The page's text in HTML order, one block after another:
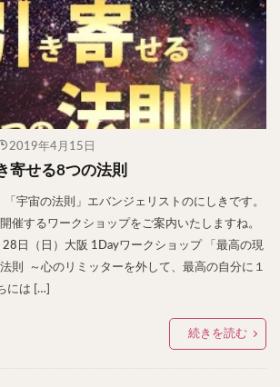
2019年4月15日
寄せる8つの法則
宇宙の法則」エバンジェリストのにしきです。
催するワークショップをご案内いたしますね。
日（日）大阪 1Dayワークショップ 「最高の現
則 ～心のリミッターを外して、最高の自分に１
には […]
続きを読む